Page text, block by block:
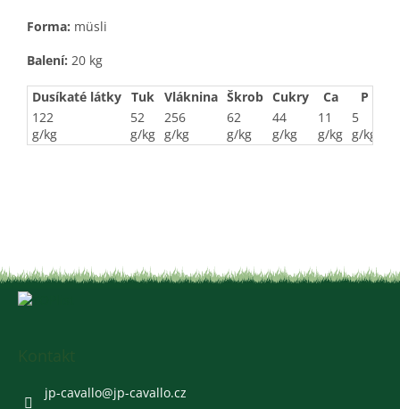
Forma: müsli
Balení: 20 kg
Dusíkaté látky Tuk Vláknina Škrob Cukry Ca P
122
g/kg
52
g/kg
256
g/kg
62
g/kg
44
g/kg
11
g/kg
5
g/kg
jp-cavallo@jp-cavallo.cz